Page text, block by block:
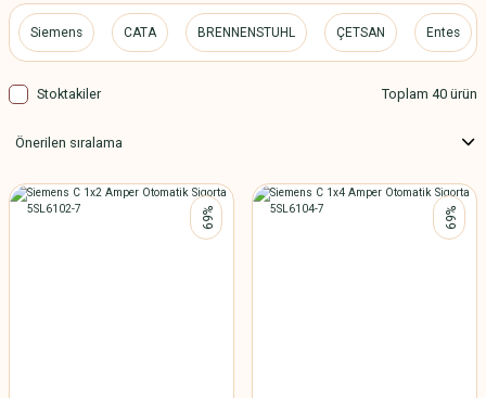
Siemens CATA BRENNENSTUHL ÇETSAN Entes
Stoktakiler Toplam 40 ürün
%69 %69